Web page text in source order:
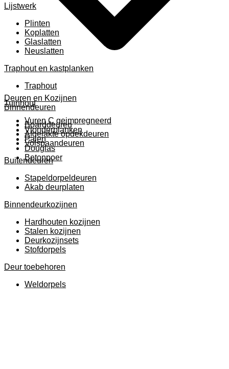
Lijstwerk
Plinten
Koplatten
Glaslatten
Neuslatten
Traphout en kastplanken
Traphout
Tuinhout
Vuren C geimpregneerd
Vlonderplanken
Palen
Douglas
Betonpoer
Deuren en Kozijnen
Binnendeuren
Boarddeuren
Afgelakte opdekdeuren
Volspaandeuren
Buitendeuren
Stapeldorpeldeuren
Akab deurplaten
Binnendeurkozijnen
Hardhouten kozijnen
Stalen kozijnen
Deurkozijnsets
Stofdorpels
Deur toebehoren
Weldorpels